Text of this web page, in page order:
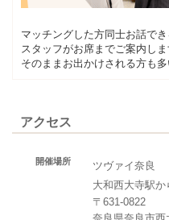
マッチングした方同士お話でき
スタッフがお席までご案内しま
そのままお出かけされる方も
アクセス
開催場所
ツヴァイ奈良
大和西大寺駅か
〒631-0822